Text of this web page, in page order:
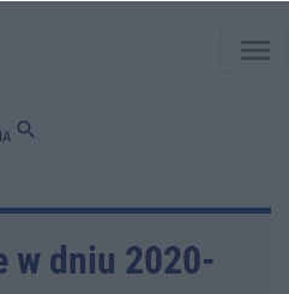
menu
search
w dniu 2020-